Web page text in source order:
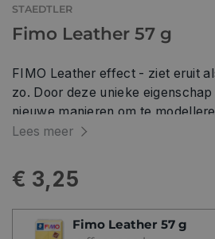
STAEDTLER
Fimo Leather 57 g
FIMO Leather effect - ziet eruit
zo. Door deze unieke
nieuwe manieren om te
Lees meer
€ 3,25
Fimo Leather 57 g